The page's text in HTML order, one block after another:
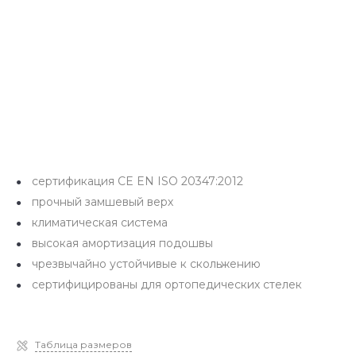
сертификация CE EN ISO 20347:2012
прочный замшевый верх
климатическая система
высокая амортизация подошвы
чрезвычайно устойчивые к скольжению
сертифицированы для ортопедических стелек
Таблица размеров